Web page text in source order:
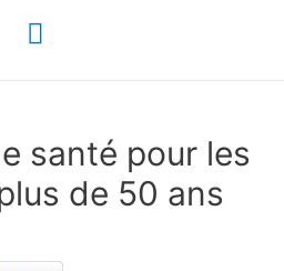
Menu
santé pour les
de 50 ans